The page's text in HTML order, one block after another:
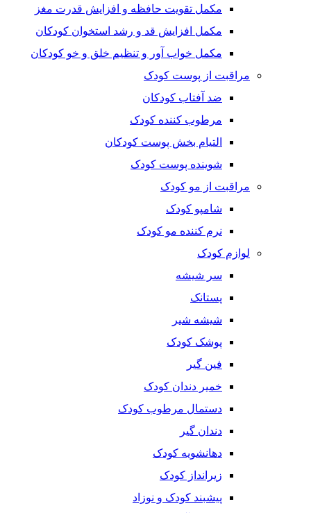
مکمل تقویت حافظه و افزایش قدرت مغز
مکمل افزایش قد و رشد استخوان کودکان
مکمل خواب آور و تنظیم خلق و خو کودکان
مراقبت از پوست کودک
ضد آفتاب کودکان
مرطوب کننده کودک
التیام بخش پوست کودکان
شوینده پوست کودک
مراقبت از مو کودک
شامپو کودک
نرم کننده مو کودک
لوازم کودک
سر شیشه
پستانک
شیشه شیر
پوشک کودک
فین گیر
خمیر دندان کودک
دستمال مرطوب کودک
دندان گیر
دهانشویه کودک
زیرانداز کودک
پیشبند کودک و نوزاد